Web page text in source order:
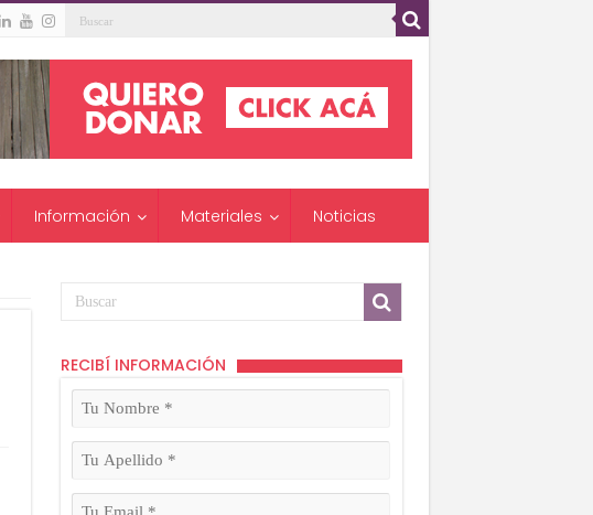
Información Materiales Noticias
RECIBÍ INFORMACIÓN
Tu
(Obligatorio)
Tu
Apellido
(Obligatorio)
Tu